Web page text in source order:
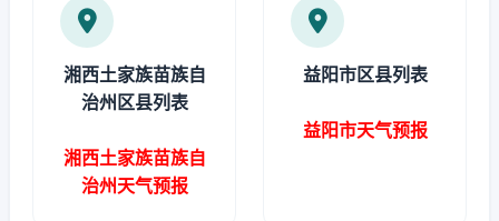
湘西土家族苗族自
治州区县列表
湘西土家族苗族自
治州天气预报
益阳市区县列表
益阳市天气预报